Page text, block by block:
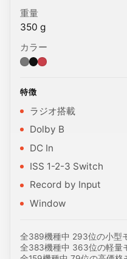
重量
350 g
カラー
カラー: Gray, Black, Red.
特徴
ラジオ搭載
Dolby B
DC In
ISS 1-2-3 Switch
Record by Input
Window
全389機種中 293位の小型
全383機種中 363位の軽量